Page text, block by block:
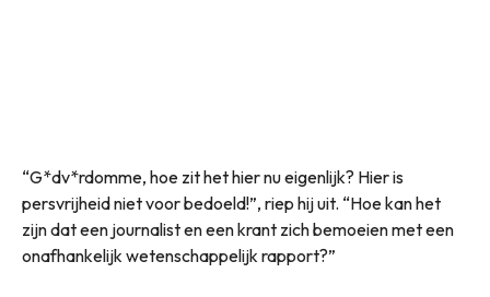
“G*dv*rdomme, hoe zit het hier nu eigenlijk? Hier is
persvrijheid niet voor bedoeld!”, riep hij uit. “Hoe kan het
zijn dat een journalist en een krant zich bemoeien met een
onafhankelijk wetenschappelijk rapport?”